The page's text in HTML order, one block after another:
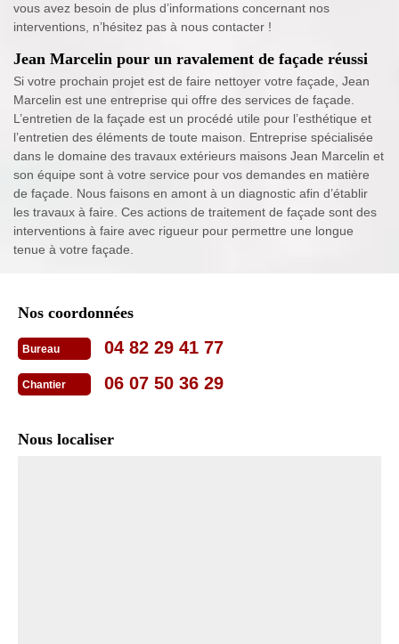
vous avez besoin de plus d’informations concernant nos
interventions, n’hésitez pas à nous contacter !
Jean Marcelin pour un ravalement de façade réussi
Si votre prochain projet est de faire nettoyer votre façade, Jean
Marcelin est une entreprise qui offre des services de façade.
L’entretien de la façade est un procédé utile pour l’esthétique et
l’entretien des éléments de toute maison. Entreprise spécialisée
dans le domaine des travaux extérieurs maisons Jean Marcelin et
son équipe sont à votre service pour vos demandes en matière
de façade. Nous faisons en amont à un diagnostic afin d’établir
les travaux à faire. Ces actions de traitement de façade sont des
interventions à faire avec rigueur pour permettre une longue
tenue à votre façade.
Nos coordonnées
Bureau 04 82 29 41 77
Chantier 06 07 50 36 29
Nous localiser